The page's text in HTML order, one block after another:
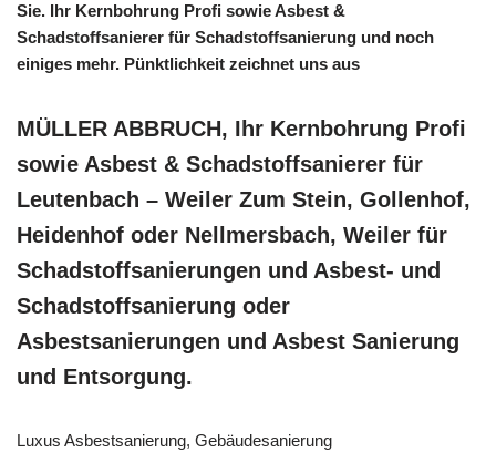
Sie. Ihr Kernbohrung Profi sowie Asbest &
Schadstoffsanierer für Schadstoffsanierung und noch
einiges mehr. Pünktlichkeit zeichnet uns aus
MÜLLER ABBRUCH, Ihr Kernbohrung Profi
sowie Asbest & Schadstoffsanierer für
Leutenbach – Weiler Zum Stein, Gollenhof,
Heidenhof oder Nellmersbach, Weiler für
Schadstoffsanierungen und Asbest- und
Schadstoffsanierung oder
Asbestsanierungen und Asbest Sanierung
und Entsorgung.
Luxus Asbestsanierung, Gebäudesanierung